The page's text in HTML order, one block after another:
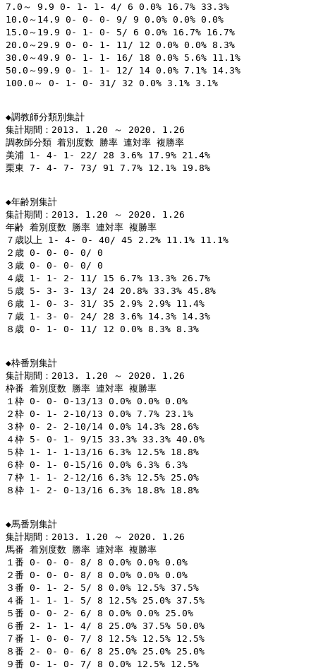
7.0～ 9.9 0- 1- 1- 4/ 6 0.0% 16.7% 33.3%
10.0～14.9 0- 0- 0- 9/ 9 0.0% 0.0% 0.0%
15.0～19.9 0- 1- 0- 5/ 6 0.0% 16.7% 16.7%
20.0～29.9 0- 0- 1- 11/ 12 0.0% 0.0% 8.3%
30.0～49.9 0- 1- 1- 16/ 18 0.0% 5.6% 11.1%
50.0～99.9 0- 1- 1- 12/ 14 0.0% 7.1% 14.3%
100.0～ 0- 1- 0- 31/ 32 0.0% 3.1% 3.1%
◆調教師分類別集計
集計期間：2013. 1.20 ～ 2020. 1.26
調教師分類 着別度数 勝率 連対率 複勝率
美浦 1- 4- 1- 22/ 28 3.6% 17.9% 21.4%
栗東 7- 4- 7- 73/ 91 7.7% 12.1% 19.8%
◆年齢別集計
集計期間：2013. 1.20 ～ 2020. 1.26
年齢 着別度数 勝率 連対率 複勝率
７歳以上 1- 4- 0- 40/ 45 2.2% 11.1% 11.1%
２歳 0- 0- 0- 0/ 0
３歳 0- 0- 0- 0/ 0
４歳 1- 1- 2- 11/ 15 6.7% 13.3% 26.7%
５歳 5- 3- 3- 13/ 24 20.8% 33.3% 45.8%
６歳 1- 0- 3- 31/ 35 2.9% 2.9% 11.4%
７歳 1- 3- 0- 24/ 28 3.6% 14.3% 14.3%
８歳 0- 1- 0- 11/ 12 0.0% 8.3% 8.3%
◆枠番別集計
集計期間：2013. 1.20 ～ 2020. 1.26
枠番 着別度数 勝率 連対率 複勝率
１枠 0- 0- 0-13/13 0.0% 0.0% 0.0%
２枠 0- 1- 2-10/13 0.0% 7.7% 23.1%
３枠 0- 2- 2-10/14 0.0% 14.3% 28.6%
４枠 5- 0- 1- 9/15 33.3% 33.3% 40.0%
５枠 1- 1- 1-13/16 6.3% 12.5% 18.8%
６枠 0- 1- 0-15/16 0.0% 6.3% 6.3%
７枠 1- 1- 2-12/16 6.3% 12.5% 25.0%
８枠 1- 2- 0-13/16 6.3% 18.8% 18.8%
◆馬番別集計
集計期間：2013. 1.20 ～ 2020. 1.26
馬番 着別度数 勝率 連対率 複勝率
１番 0- 0- 0- 8/ 8 0.0% 0.0% 0.0%
２番 0- 0- 0- 8/ 8 0.0% 0.0% 0.0%
３番 0- 1- 2- 5/ 8 0.0% 12.5% 37.5%
４番 1- 1- 1- 5/ 8 12.5% 25.0% 37.5%
５番 0- 0- 2- 6/ 8 0.0% 0.0% 25.0%
６番 2- 1- 1- 4/ 8 25.0% 37.5% 50.0%
７番 1- 0- 0- 7/ 8 12.5% 12.5% 12.5%
８番 2- 0- 0- 6/ 8 25.0% 25.0% 25.0%
９番 0- 1- 0- 7/ 8 0.0% 12.5% 12.5%